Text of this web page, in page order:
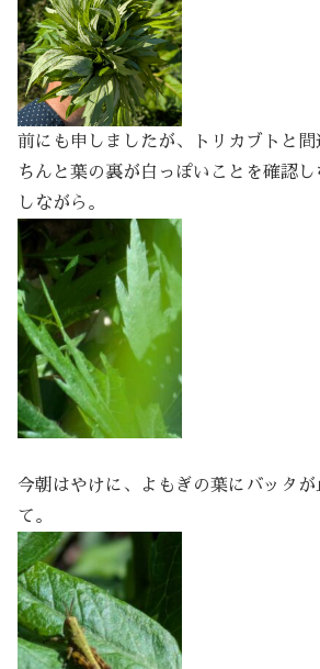
前にも申しましたが、トリカブトと
ちんと葉の裏が白っぽいことを確認
しながら。
今朝はやけに、よもぎの葉にバッタ
て。